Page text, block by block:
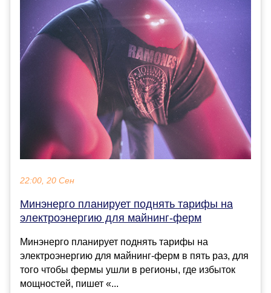
22:00, 20 Сен
Минэнерго планирует поднять тарифы на
электроэнергию для майнинг-ферм
Минэнерго планирует поднять тарифы на
электроэнергию для майнинг-ферм в пять раз, для
того чтобы фермы ушли в регионы, где избыток
мощностей, пишет «...